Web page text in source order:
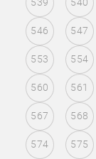
539 540
546 547
553 554
560 561
567 568
574 575